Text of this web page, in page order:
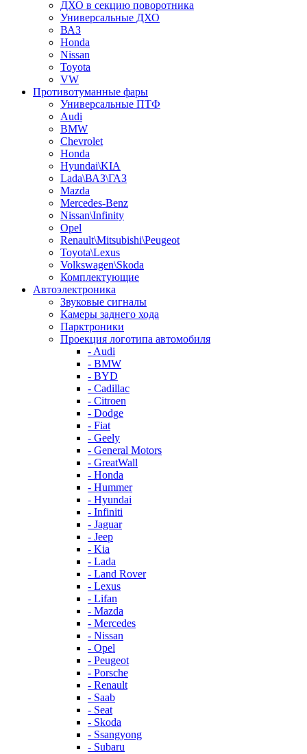
ДХО в секцию поворотника
Универсальные ДХО
ВАЗ
Honda
Nissan
Toyota
VW
Противотуманные фары
Универсальные ПТФ
Audi
BMW
Chevrolet
Honda
Hyundai\KIA
Lada\ВАЗ\ГАЗ
Mazda
Mercedes-Benz
Nissan\Infinity
Opel
Renault\Mitsubishi\Peugeot
Toyota\Lexus
Volkswagen\Skoda
Комплектующие
Автоэлектроника
Звуковые сигналы
Камеры заднего хода
Парктроники
Проекция логотипа автомобиля
- Audi
- BMW
- BYD
- Cadillac
- Citroen
- Dodge
- Fiat
- Geely
- General Motors
- GreatWall
- Honda
- Hummer
- Hyundai
- Infiniti
- Jaguar
- Jeep
- Kia
- Lada
- Land Rover
- Lexus
- Lifan
- Mazda
- Mercedes
- Nissan
- Opel
- Peugeot
- Porsche
- Renault
- Saab
- Seat
- Skoda
- Ssangyong
- Subaru